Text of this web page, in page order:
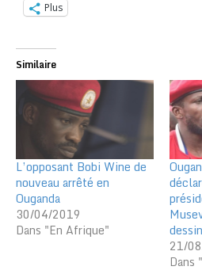
Plus
Similaire
L’opposant Bobi Wine de
nouveau arrêté en
Ouganda
30/04/2019
Dans "En Afrique"
21/
Dans